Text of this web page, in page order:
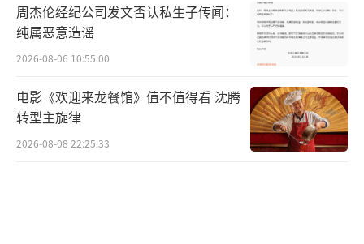
周杰伦经纪公司发文否认私生子传闻：
纯属恶意造谣
2026-08-06 10:55:00
电影《欢迎来龙餐馆》值不值得看 沈腾
转型主旋律
2026-08-08 22:25:33